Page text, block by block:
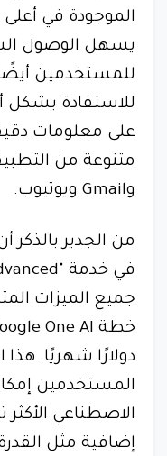
الموجودة في
يسهل الوصول
للاستفادة بشكل
على معلومات
متنوعة من
وGmail ويوتيوب.
من الجدير بالذكر
جميع الميزات
دولارًا شهريًا. هذا
المستخدمين
الاصطناعي الأكثر
إضافية مثل